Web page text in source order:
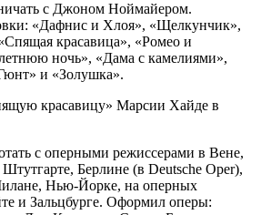
с Джоном Ноймайером.
«Дафнис и Хлоя», «Щелкунчик»,
красавица», «Ромео и
ночь», «Дама с камелиями»,
и «Золушка».
красавицу» Марсии Хайде в
с оперными режиссерами в Вене,
Берлине (в Deutsche Oper),
Нью-Йорке, на оперных
и Зальцбурге. Оформил оперы: